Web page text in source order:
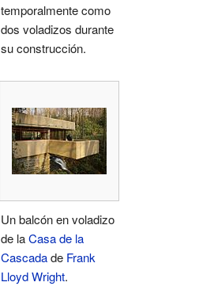
temporalmente como
dos voladizos durante
su construcción.
Un balcón en voladizo
de laCasa de la
Cascadade Frank
Lloyd Wright.